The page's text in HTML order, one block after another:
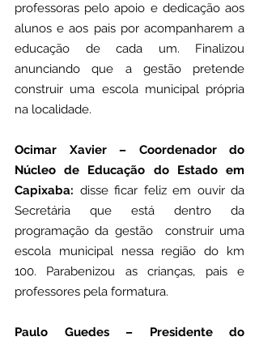
professoras pelo apoio e dedicação aos
alunos e aos pais por acompanharem a
educação de cada um. Finalizou
anunciando que a gestão pretende
construir uma escola municipal própria
na localidade.
Ocimar Xavier – Coordenador do
Núcleo de Educação do Estado em
Capixaba: disse ficar feliz em ouvir da
Secretária que está dentro da
programação da gestão  construir uma
escola municipal nessa região do km
100. Parabenizou as crianças, pais e
professores pela formatura.
Paulo Guedes – Presidente do